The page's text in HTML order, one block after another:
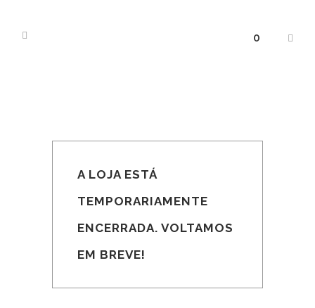
0
A LOJA ESTÁ
TEMPORARIAMENTE
ENCERRADA. VOLTAMOS
EM BREVE!